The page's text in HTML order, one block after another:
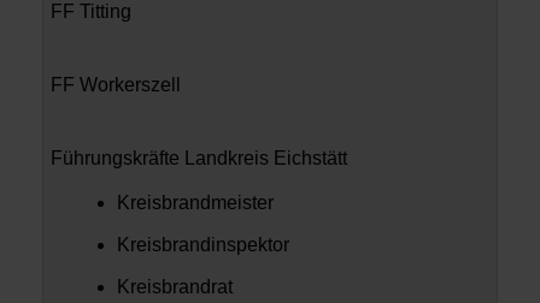
FF Titting
FF Workerszell
Führungskräfte Landkreis Eichstätt
Kreisbrandmeister
Kreisbrandinspektor
Kreisbrandrat